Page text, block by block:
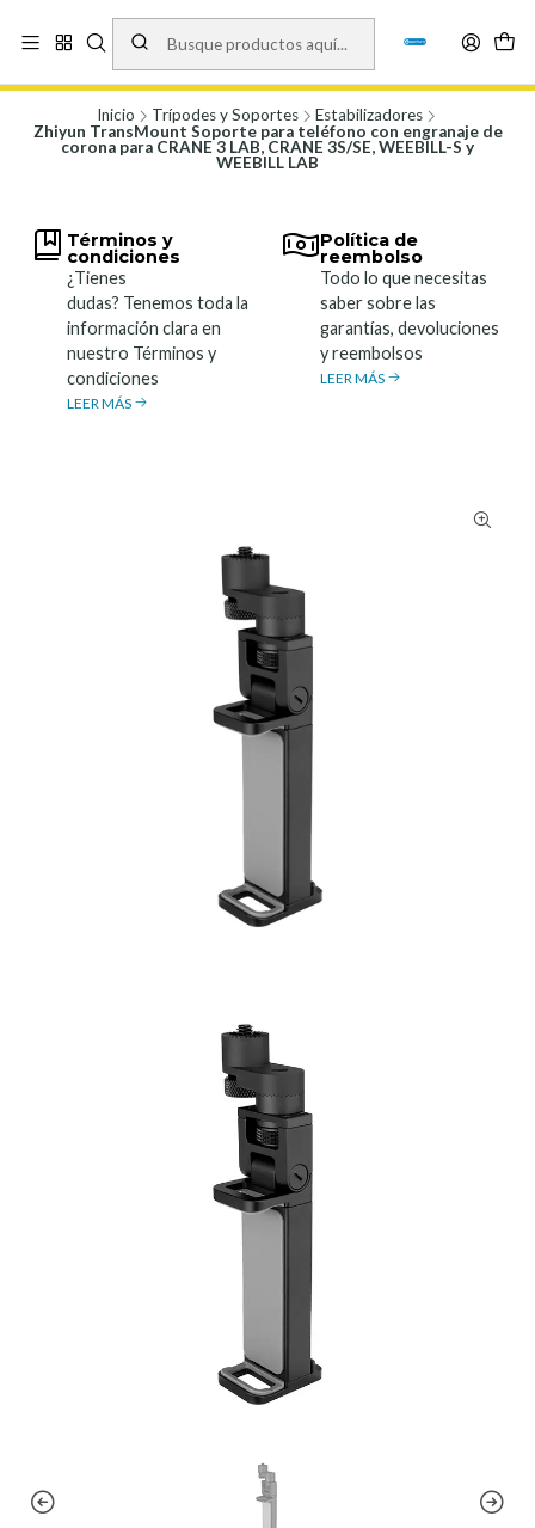
Vísita nuestro local en Los Agustinos 5478, Ñuñoa. Lunes a Viernes 9.30 a
19.00, Sábados 10:00 a 19:00 y Domingos de 10:00 a 17:00
Inicio Trípodes y Soportes
Estabilizadores
Zhiyun TransMount Soporte para teléfono con engranaje de
corona para CRANE 3 LAB, CRANE 3S/SE, WEEBILL-S y
WEEBILL LAB
Términos y
condiciones
¿Tienes
dudas? Tenemos toda la
información clara en
nuestro Términos y
condiciones
LEER MÁS
Política de
reembolso
Todo lo que necesitas
saber sobre las
garantías, devoluciones
y reembolsos
LEER MÁS